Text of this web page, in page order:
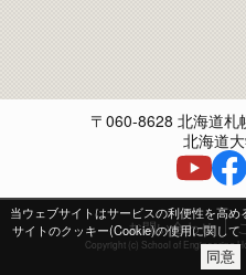
〒060-8628 北海道札
北海道
Copyright (c) School of Engineering
お問い合わせ
当ウェブサイトはサービスの利便性を高め
サイトのクッキー(Cookie)の使用に関して
同意